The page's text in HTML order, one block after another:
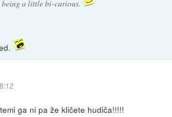
a little bi-curious.
ga ni pa že kličete hudiča!!!!!